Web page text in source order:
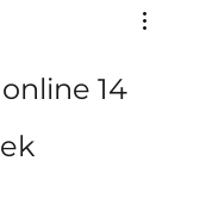
14